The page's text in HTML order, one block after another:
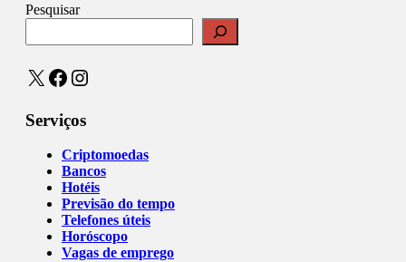
Pesquisar
X Facebook
Instagram
Serviços
Criptomoedas
Bancos
Hotéis
Previsão do tempo
Telefones úteis
Horóscopo
Vagas de emprego